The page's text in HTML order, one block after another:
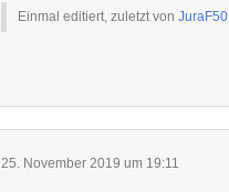
Einmal editiert, zuletzt vonJuraF50
25. November 2019 um 19:11